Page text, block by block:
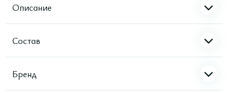
Описание
Состав
Бренд